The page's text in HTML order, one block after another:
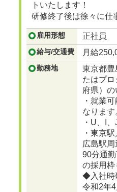
トいたします！
研修終了後は徐々に仕
ゆくゆくは建設プロジ
して、街で見かけるビ
ッピングセンターなど
設の舵をとる人材
雇用形態 正社員
給与/交通費 月給
勤務地
東京都豊
たはプ
府県）
・就業
なります
・U、I
・東京
広島駅周
90分通
の採用枠
◆入社時
令和2年